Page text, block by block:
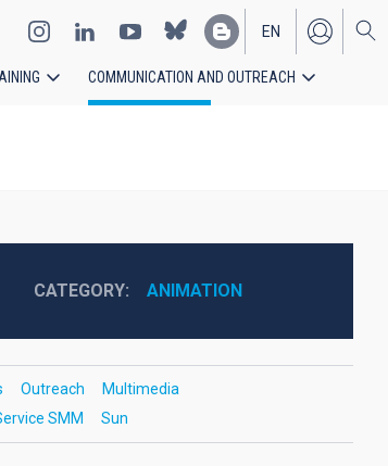
EN
ES
COMMUNICATION AND OUTREACH
CATEGORY ANIMATION
Outreach
Multimedia
SMM
Sun